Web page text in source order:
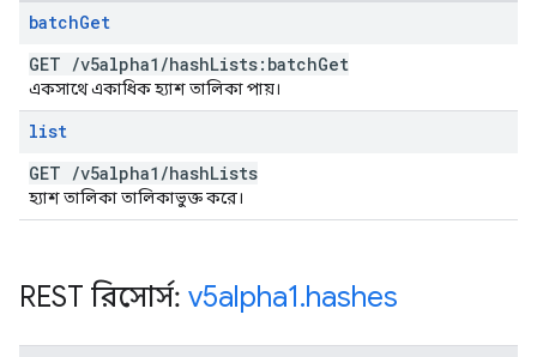
batchGet
GET /v5alpha1 /hashLists:batchGet
একসাথে একাধিক হ্যাশ তালিকা পায়।
list
GET /v5alpha1 /hashLists
হ্যাশ তালিকা তালিকাভুক্ত করে।
REST রিসোর্স: v5alpha1.hashes